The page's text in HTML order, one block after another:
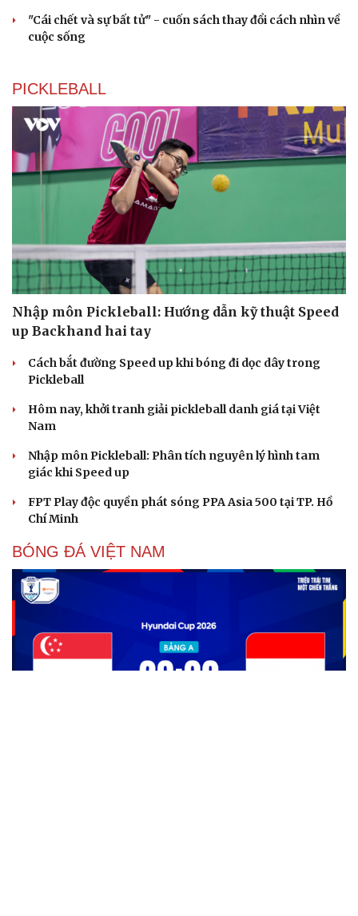
"Cái chết và sự bất tử" - cuốn sách thay đổi cách nhìn về
cuộc sống
PICKLEBALL
Nhập môn Pickleball: Hướng dẫn kỹ thuật Speed
up Backhand hai tay
Cách bắt đường Speed up khi bóng đi dọc dây trong
Pickleball
Hôm nay, khởi tranh giải pickleball danh giá tại Việt
Nam
Nhập môn Pickleball: Phân tích nguyên lý hình tam
giác khi Speed up
FPT Play độc quyền phát sóng PPA Asia 500 tại TP. Hồ
Chí Minh
BÓNG ĐÁ VIỆT NAM